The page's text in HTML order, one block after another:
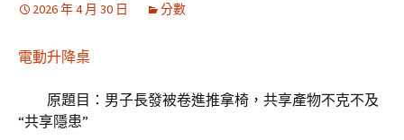
2026 年 4 月 30 日 分數
電動升降桌
原題目：男子長發被卷進推拿椅，共享產物不克不及
“共享隱患”